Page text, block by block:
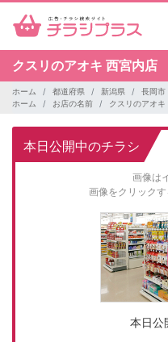
クスリのアオキ 西宮内店
ホーム 都道府県 新潟県
長岡市
ホーム
お店の名前 クスリのアオキ
本日公開中のチラシ
画像は
画像をクリックす
本日公